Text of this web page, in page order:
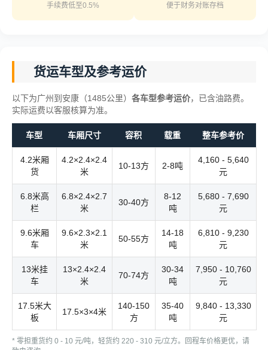
手续费低至0.5% 便于财务对账存档
货运车型及参考运价
以下为广州到安康（1485公里） 各车型参考运价，已含油路费。
实际运费以客服核算为准。
车型 车厢尺寸 容积 载重 整车参考价
4.2米厢
货
4.2×2.4×2.4
米
10-13方 2-8吨
4,160 - 5,640
元
6.8米高
栏
6.8×2.4×2.7
米
30-40方
8-12
吨
5,680 - 7,690
元
9.6米厢
车
9.6×2.3×2.1
米
50-55方
14-18
吨
6,810 - 9,230
元
13米挂
车
13×2.4×2.4
米
70-74方
30-34
吨
7,950 - 10,760
元
17.5米大
板
17.5×3×4米
140-150
方
35-40
吨
9,840 - 13,330
元
* 零担重货约 0 - 10 元/吨，轻货约 220 - 310 元/立方。回程车价格更优，请